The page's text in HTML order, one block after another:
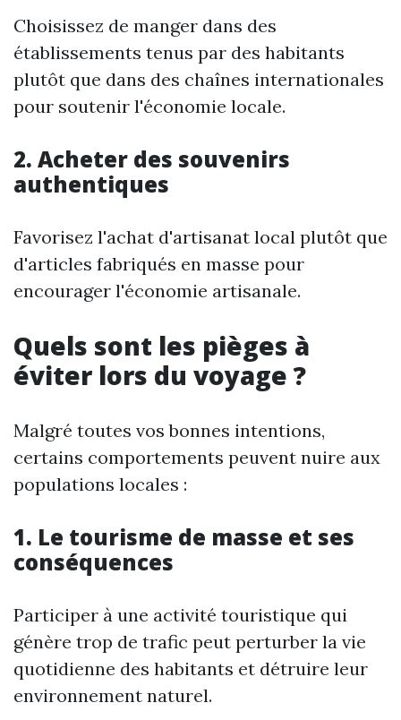
Choisissez de manger dans des
établissements tenus par des habitants
plutôt que dans des chaînes internationales
pour soutenir l'économie locale.
2. Acheter des souvenirs
authentiques
Favorisez l'achat d'artisanat local plutôt que
d'articles fabriqués en masse pour
encourager l'économie artisanale.
Quels sont les pièges à
éviter lors du voyage ?
Malgré toutes vos bonnes intentions,
certains comportements peuvent nuire aux
populations locales :
1. Le tourisme de masse et ses
conséquences
Participer à une activité touristique qui
génère trop de trafic peut perturber la vie
quotidienne des habitants et détruire leur
environnement naturel.